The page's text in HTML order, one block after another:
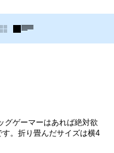
グゲーマーはあれば絶対欲
。折り畳んだサイズは横4